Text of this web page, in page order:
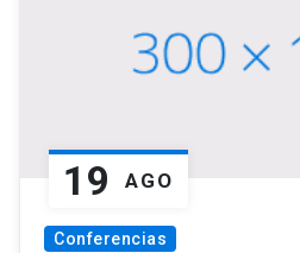
19 AGO
Conferencias